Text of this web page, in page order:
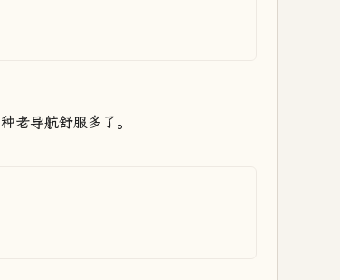
老导航舒服多了。